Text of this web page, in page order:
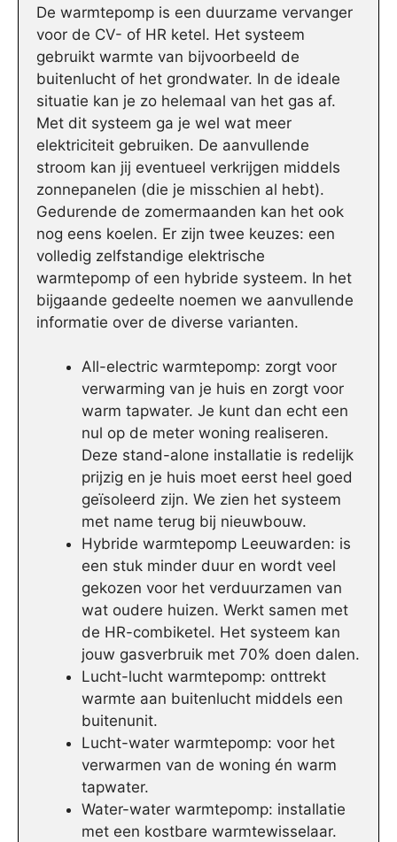
De warmtepomp is een duurzame vervanger
voor de CV- of HR ketel. Het systeem
gebruikt warmte van bijvoorbeeld de
buitenlucht of het grondwater. In de ideale
situatie kan je zo helemaal van het gas af.
Met dit systeem ga je wel wat meer
elektriciteit gebruiken. De aanvullende
stroom kan jij eventueel verkrijgen middels
zonnepanelen (die je misschien al hebt).
Gedurende de zomermaanden kan het ook
nog eens koelen. Er zijn twee keuzes: een
volledig zelfstandige elektrische
warmtepomp of een hybride systeem. In het
bijgaande gedeelte noemen we aanvullende
informatie over de diverse varianten.
All-electric warmtepomp: zorgt voor
verwarming van je huis en zorgt voor
warm tapwater. Je kunt dan echt een
nul op de meter woning realiseren.
Deze stand-alone installatie is redelijk
prijzig en je huis moet eerst heel goed
geïsoleerd zijn. We zien het systeem
met name terug bij nieuwbouw.
Hybride warmtepomp Leeuwarden: is
een stuk minder duur en wordt veel
gekozen voor het verduurzamen van
wat oudere huizen. Werkt samen met
de HR-combiketel. Het systeem kan
jouw gasverbruik met 70% doen dalen.
Lucht-lucht warmtepomp: onttrekt
warmte aan buitenlucht middels een
buitenunit.
Lucht-water warmtepomp: voor het
verwarmen van de woning én warm
tapwater.
Water-water warmtepomp: installatie
met een kostbare warmtewisselaar.